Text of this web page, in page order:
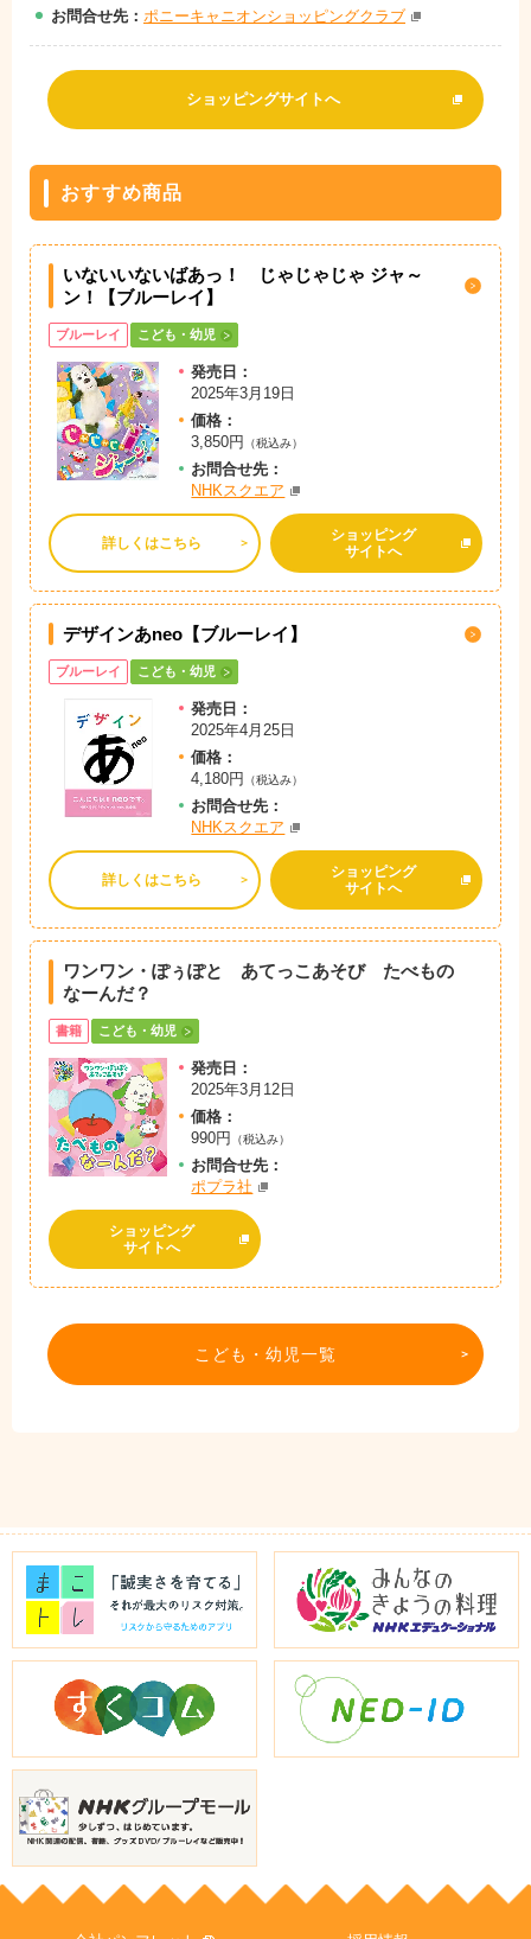
お問合せ先： ポニーキャニオンショッピングクラブ
ショッピングサイトへ
おすすめ商品
いないいないばあっ！ じゃじゃじゃ ジャ～
ン！【ブルーレイ】
ブルーレイ こども・幼児
発売日：
2025年3月19日
価格：
3,850円
（税込み）
お問合せ先：
NHKスクエア
詳しくはこちら
ショッピング
サイトへ
デザインあneo【ブルーレイ】
ブルーレイ こども・幼児
発売日：
2025年4月25日
価格：
4,180円
（税込み）
お問合せ先：
NHKスクエア
詳しくはこちら
ショッピング
サイトへ
ワンワン・ぽぅぽと あてっこあそび たべもの
なーんだ？
書籍 こども・幼児
発売日：
2025年3月12日
価格：
990円
（税込み）
お問合せ先：
ポプラ社
ショッピング
サイトへ
こども・幼児一覧